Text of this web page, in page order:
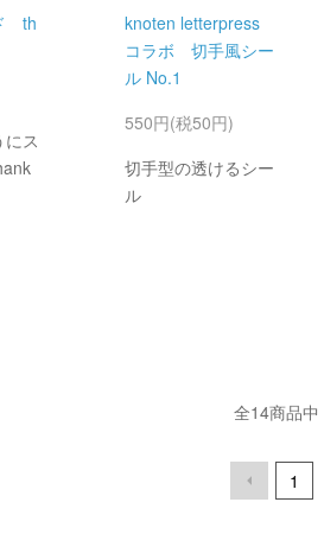
th
ス
knoten letterpress
コラボ 切手風シー
ル No.1
550円(税50円)
切手型の透けるシー
ル
全14商品中
1